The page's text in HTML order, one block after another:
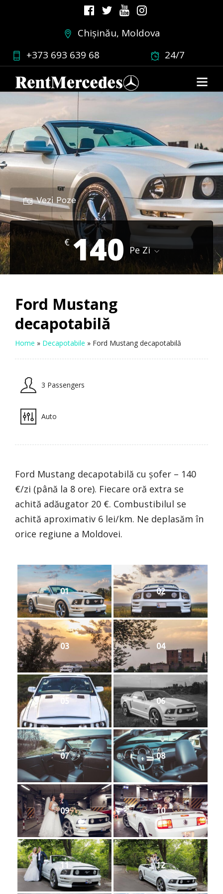
Chișinău, Moldova
+373 693 639 68
24/7
Vezi Poze
€ 140 Pe Zi
Ford Mustang
decapotabilă
Home » Decapotabile » Ford Mustang decapotabilă
3 Passengers
Auto
Ford Mustang decapotabilă cu șofer – 140
€/zi (până la 8 ore). Fiecare oră extra se
achită adăugator 20 €. Combustibilul se
achită aproximativ 6 lei/km. Ne deplasăm în
orice regiune a Moldovei.
01 02
03 04
05 06
07 08
09 10
11 12